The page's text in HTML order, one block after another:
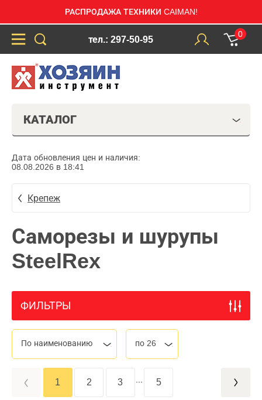
РАСПРОДАЖА ТЕХНИКИ CAIMAN!
тел.: 297-50-95
0
КАТАЛОГ
Дата обновления цен и наличия:
08.08.2026 в 18:41
Крепеж
Саморезы и шурупы
SteelRex
ФИЛЬТРЫ
По наименованию по 26
1 2 3 5